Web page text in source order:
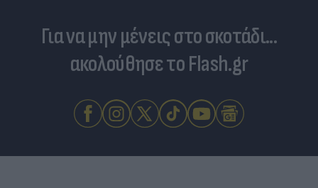
Για να μην μένεις στο σκοτάδι...
ακολούθησε το Flash.gr